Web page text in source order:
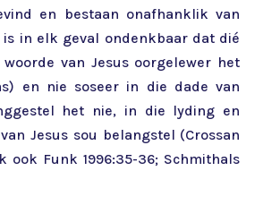
en bestaan onafhanklik van
is in elk geval ondenkbaar dat dié
van Jesus oorgelewer het
en nie soseer in die dade van
het nie, in die lyding en
Jesus sou belangstel (Crossan
ook Funk 1996:35-36; Schmithals